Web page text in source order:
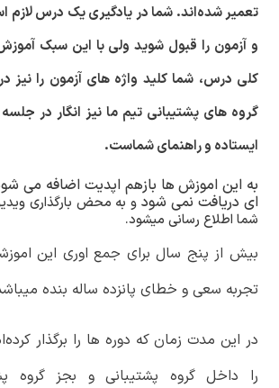
تعمیر شده‌اند. شما در یادگیری یک درس لازم
و آزمون را قبول شوید ولی با این سبک
کلی درس، شما کلید واژه های آزمون را نیز
گروه های پشتیبانی تیم ما نیز انگار در
ایستاده و راهنمای شماست.
به این اموزش ها بازهم اپدیت اضافه می
ای دریافت نمی شود و به محض بارگذاری
شما اطلاع رسانی میشود.
بیش از پنج سال برای جمع اوری این
تجربه سعی و خطای پانزده ساله بنده
در این مدت زمان که دوره ها را برگذار
را داخل گروه پشتیبانی و بجز گروه